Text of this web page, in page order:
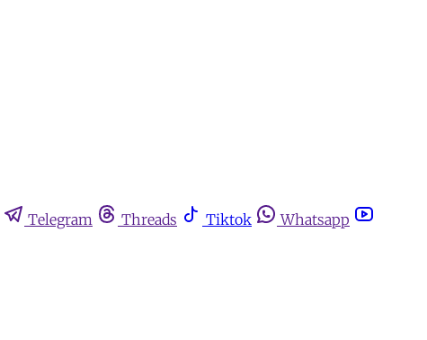
Telegram Threads Tiktok
Whatsapp